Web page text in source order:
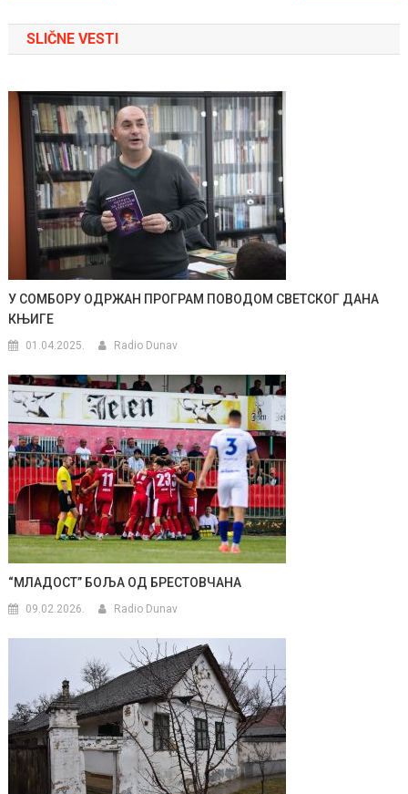
članka
SLIČNE VESTI
У СОМБОРУ ОДРЖАН ПРОГРАМ ПОВОДОМ СВЕТСКОГ ДАНА
КЊИГЕ
01.04.2025. Radio Dunav
“МЛАДОСТ” БОЉА ОД БРЕСТОВЧАНА
09.02.2026. Radio Dunav